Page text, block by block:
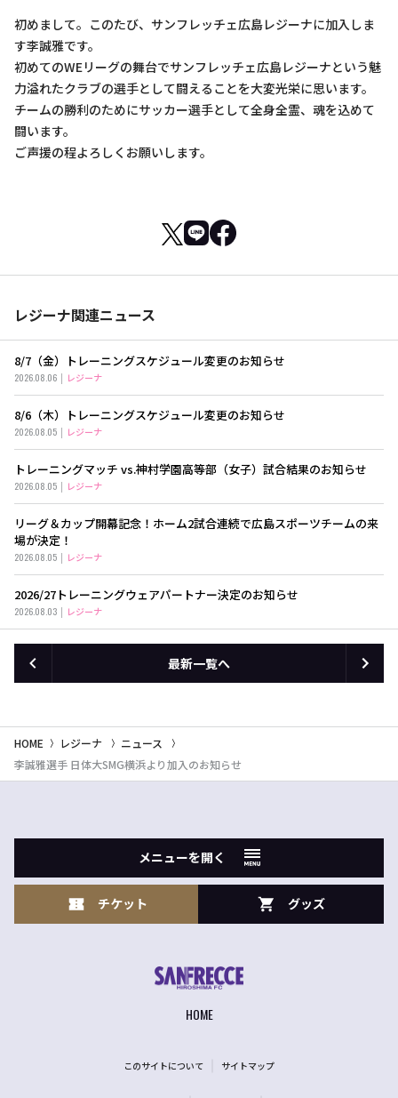
初めまして。このたび、サンフレッチェ広島レジーナに加入しま
す李誠雅です。
初めてのWEリーグの舞台でサンフレッチェ広島レジーナという魅
力溢れたクラブの選手として闘えることを大変光栄に思います。
チームの勝利のためにサッカー選手として全身全霊、魂を込めて
闘います。
ご声援の程よろしくお願いします。
レジーナ関連ニュース
8/7（金）トレーニングスケジュール変更のお知らせ
2026.08.06 レジーナ
8/6（木）トレーニングスケジュール変更のお知らせ
2026.08.05 レジーナ
トレーニングマッチ vs.神村学園高等部（女子）試合結果のお知らせ
2026.08.05 レジーナ
リーグ＆カップ開幕記念！ホーム2試合連続で広島スポーツチームの来
場が決定！
2026.08.05 レジーナ
2026/27トレーニングウェアパートナー決定のお知らせ
2026.08.03 レジーナ
最新一覧へ
HOME レジーナ
ニュース
李誠雅選手 日体大SMG横浜より加入のお知らせ
メニューを開く
チケット グッズ
HOME
このサイトについて サイトマップ